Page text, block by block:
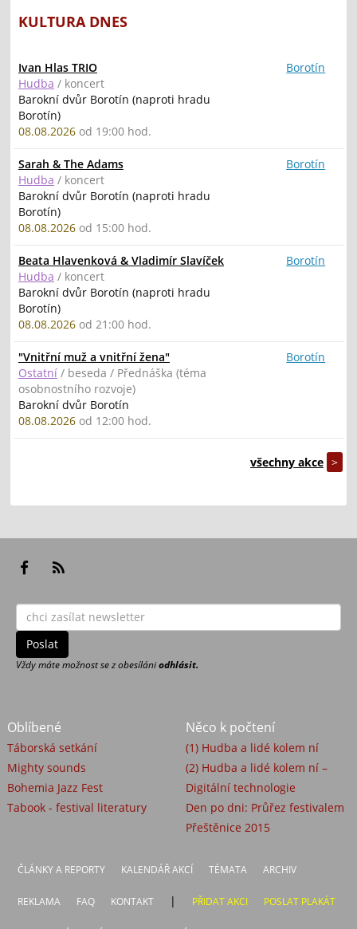
KULTURA DNES
Ivan Hlas TRIO
Hudba / koncert
Barokní dvůr Borotín (naproti hradu
Borotín)
08.08.2026 od 19:00 hod.
Borotín
Sarah & The Adams
Hudba / koncert
Barokní dvůr Borotín (naproti hradu
Borotín)
08.08.2026 od 15:00 hod.
Borotín
Beata Hlavenková & Vladimír Slavíček
Hudba / koncert
Barokní dvůr Borotín (naproti hradu
Borotín)
08.08.2026 od 21:00 hod.
Borotín
"Vnitřní muž a vnitřní žena"
Ostatní / beseda / Přednáška (téma
osobnostního rozvoje)
Barokní dvůr Borotín
08.08.2026 od 12:00 hod.
Borotín
všechny akce >
Vždy máte možnost se z obesílániodhlásit.
Oblíbené
Táborská setkání
Mighty sounds
Bohemia Jazz Fest
Tabook - festival literatury
Něco k počtení
(1) Hudba a lidé kolem ní
(2) Hudba a lidé kolem ní –
Digitální technologie
Den po dni: Průřez festivalem
Přeštěnice 2015
ČLÁNKY A REPORTY KALENDÁŘ AKCÍ TÉMATA ARCHIV
REKLAMA FAQ KONTAKT | PŘIDAT AKCI POSLAT PLAKÁT